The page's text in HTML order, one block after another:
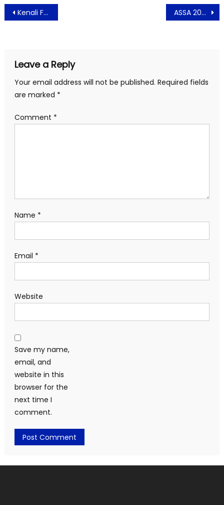
Post
navigation
Kenali Faktor Resiko Hepatitis Akut Misterius Pada Anak ASSA 2022 Bangun Dunia Pendidikan Menuju Indonesia Emas 2045
Leave a Reply
Your email address will not be published. Required fields
are marked *
Comment *
Name *
Email *
Website
Save my name,
email, and
website in this
browser for the
next time I
comment.